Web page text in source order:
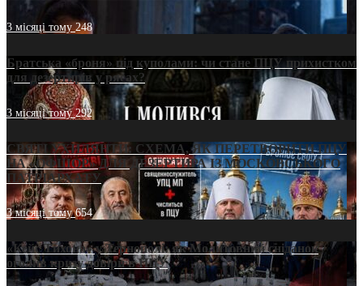
3 місяці тому248
Братська «броня» під куполами: чи стане ПЦУ прихистком
для дезертирів у рясах?
3 місяці тому292
СВЯТІ УХИЛЯНТИ: СХЕМА, ЯК ПЕРЕТВОРИТИ ПЦУ
НА «ОФШОР» ДЛЯ ДЕЗЕРТИРА ІЗ МОСКОВСЬКОГО
ПАТРІАРХАТУ
3 місяці тому654
«Кейс Тихона» у Тернополі: як Молитовний сніданок
оголив кризу довіри в ПЦУ